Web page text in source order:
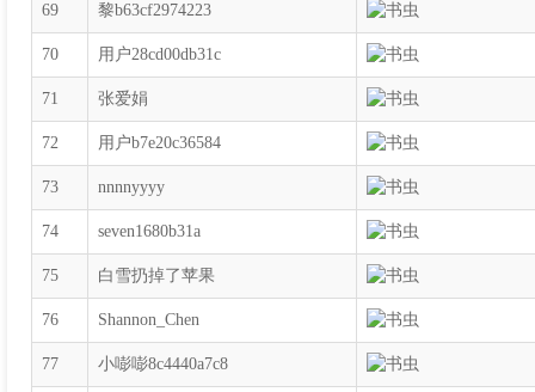
69 黎b63cf2974223
70 用户28cd00db31c
71 张爱娟
72 用户b7e20c36584
73 nnnnyyyy
74 seven1680b31a
75 白雪扔掉了苹果
76 Shannon_Chen
77 小嘭嘭8c4440a7c8